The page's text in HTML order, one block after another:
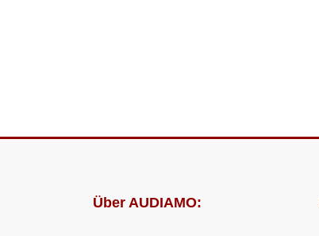
Über AUDIAMO: